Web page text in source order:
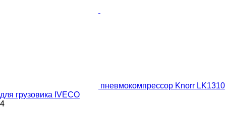
пневмокомпрессор Knorr LK1310
для грузовика IVECO
4